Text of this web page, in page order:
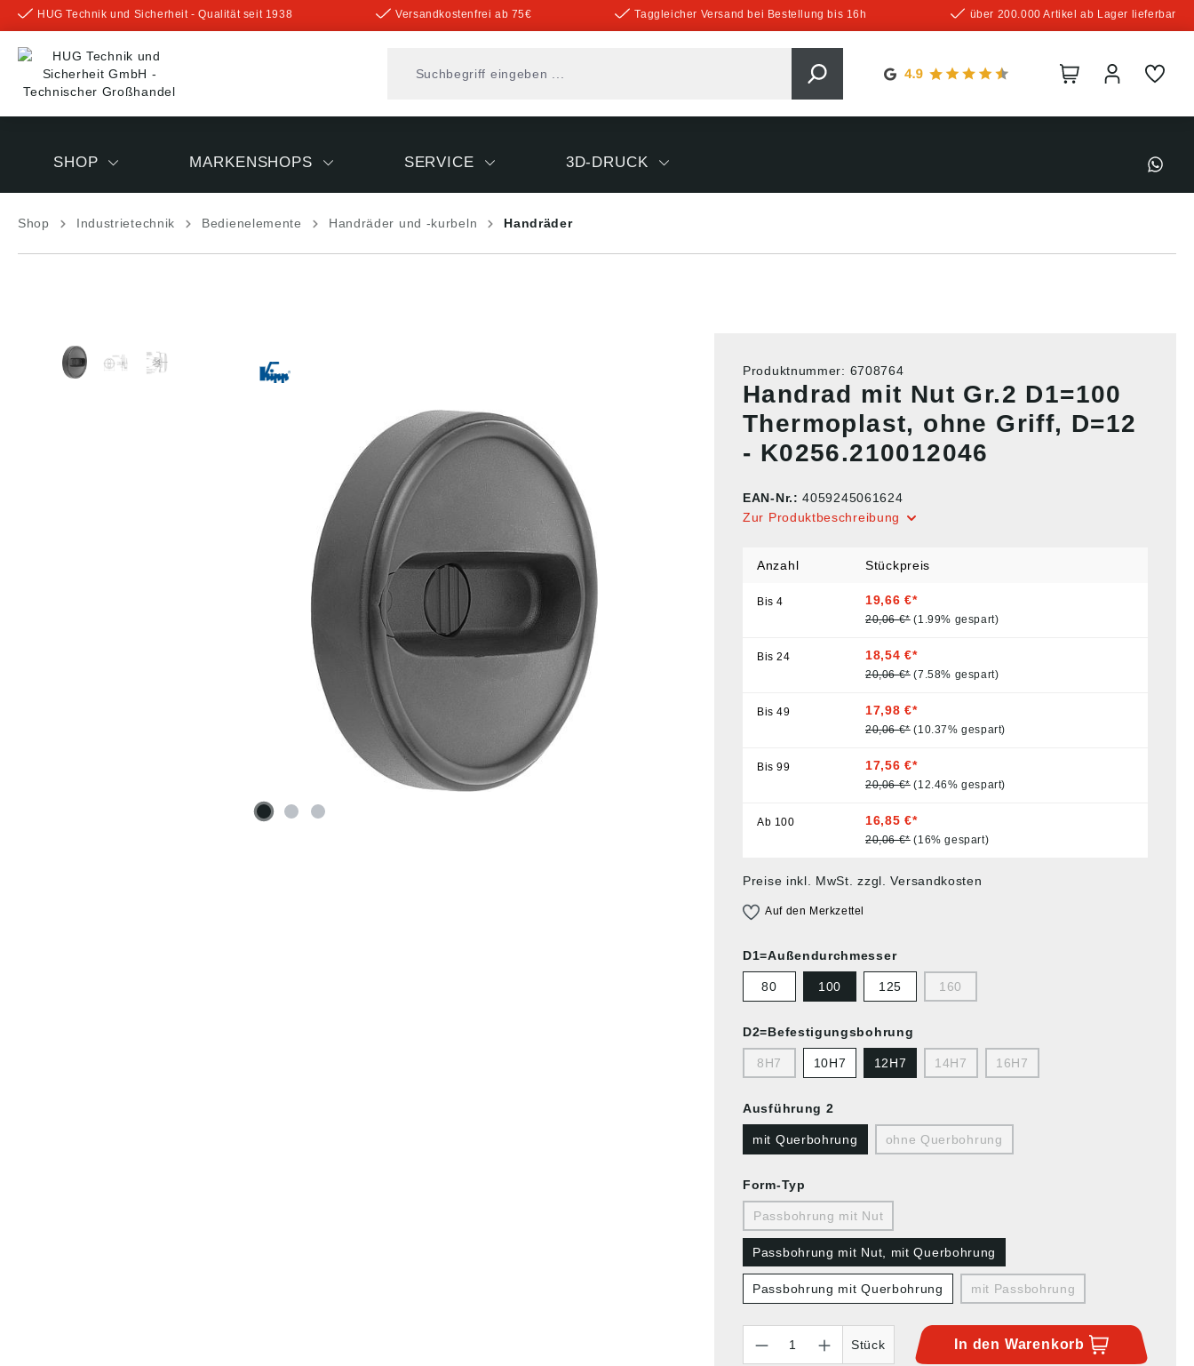
springen
HUG Technik und Sicherheit - Qualität seit 1938 Versandkostenfrei ab 75€ Taggleicher Versand bei Bestellung bis 16h über 200.000 Artikel ab Lager lieferbar
SHOP MARKENSHOPS SERVICE 3D-DRUCK
Shop Industrietechnik Bedienelemente Handräder und -kurbeln Handräder
Produktnummer: 6708764
Handrad mit Nut Gr.2 D1=100
Thermoplast, ohne Griff, D=12
- K0256.210012046
EAN-Nr.:4059245061624
Zur Produktbeschreibung
Anzahl Stückpreis
Bis4 19,66 €*
20,06 €* (1.99% gespart)
Bis24 18,54 €*
20,06 €* (7.58% gespart)
Bis49 17,98 €*
20,06 €* (10.37% gespart)
Bis99 17,56 €*
20,06 €* (12.46% gespart)
Ab 100 16,85 €*
20,06 €* (16% gespart)
Preise inkl. MwSt. zzgl. Versandkosten
Auf den Merkzettel
D1=Außendurchmesser
80 100 125 160
D2=Befestigungsbohrung
8H7 10H7 12H7 14H7 16H7
Ausführung 2
mit Querbohrung ohne Querbohrung
Form-Typ
Passbohrung mit Nut
Passbohrung mit Nut, mit Querbohrung
Passbohrung mit Querbohrung mit Passbohrung
Stück
In den Warenkorb